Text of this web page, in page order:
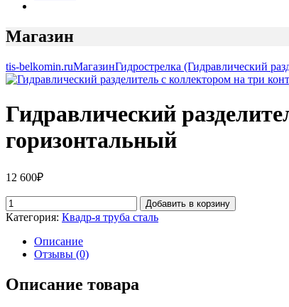
Магазин
tis-belkomin.ruМагазинГидрострелка (Гидравлический
Гидравлический
горизонтальный
12 600₽
Добавить в корзину
Категория: Квадр-я труба сталь
Описание
Отзывы (0)
Описание товара